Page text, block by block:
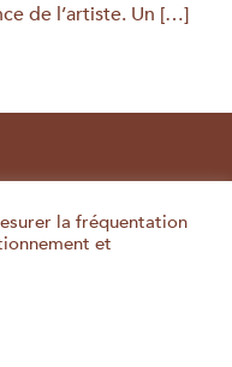
de l’artiste. Un […]
et du Pays d'Othe - 36, 38 Rue de
- Tél : 03 86 86 70 99 - Email :
la fréquentation
et